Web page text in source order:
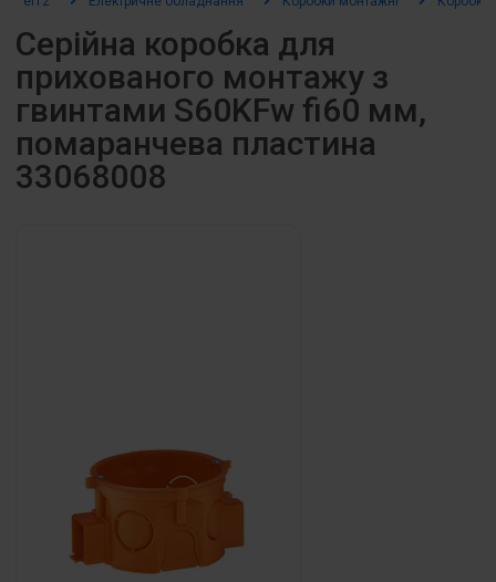
Серійна коробка для
прихованого монтажу з
гвинтами S60KFw fi60 мм,
помаранчева пластина
33068008